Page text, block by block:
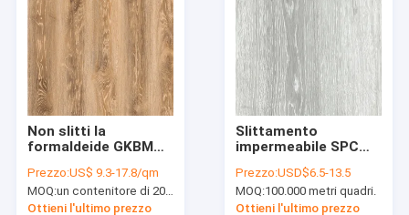
Non slitti la
formaldeide GKBM
libero JR-W17034
della pavimentazione
1220x183mm di clic
Prezzo:US$ 9.3-17.8/qm
MOQ:un contenitore di 20FT, o 2500 metri quadri;
Ottieni l'ultimo prezzo
Slittamento
impermeabile SPC
moderna della
pavimentazione di
YA-M308-01 non
Prezzo:USD$6.5-13.5
MOQ:100.000 metri quadri.
Ottieni l'ultimo prezzo